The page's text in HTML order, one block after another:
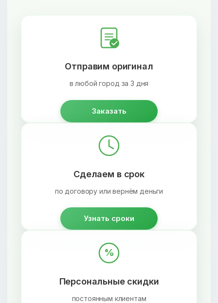
Отправим оригинал
в любой город за 3 дня
Заказать
Сделаем в срок
по договору или вернём деньги
Узнать сроки
%
Персональные скидки
постоянным клиентам